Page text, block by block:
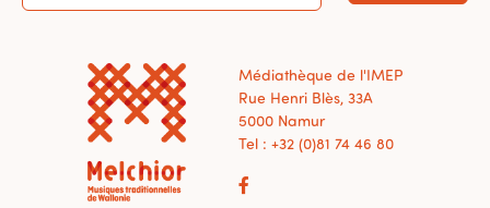
Médiathèque de l'IMEP
Rue Henri Blès, 33A
5000 Namur
Tel : +32 (0)81 74 46 80